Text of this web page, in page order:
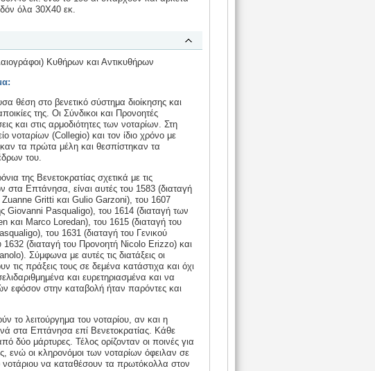
όλα 30Χ40 εκ.
Κυθήρων και Αντικυθήρων
θέση στο βενετικό σύστημα διοίκησης και
της. Οι Σύνδικοι και Προνοητές
και στις αρμοδιότητες των νοταρίων. Στη
νοταρίων (Collegio) και τον ίδιο χρόνο με
τα πρώτα μέλη και θεσπίστηκαν τα
του.
της Βενετοκρατίας σχετικά με τις
στα Επτάνησα, είναι αυτές του 1583 (διαταγή
Gritti και Gulio Garzoni), του 1607
Giovanni Pasqualigo), του 1614 (διαταγή των
Marco Loredan), του 1615 (διαταγή του
του 1631 (διαταγή του Γενικού
(διαταγή του Προνοητή Nicolo Erizzo) και
Σύμφωνα με αυτές τις διατάξεις οι
τις πράξεις τους σε δεμένα κατάστιχα και όχι
και ευρετηριασμένα και να
εφόσον στην καταβολή ήταν παρόντες και
το λειτούργημα του νοταρίου, αν και η
στα Επτάνησα επί Βενετοκρατίας. Κάθε
δύο μάρτυρες. Τέλος ορίζονταν οι ποινές για
ενώ οι κληρονόμοι των νοταρίων όφειλαν σε
να καταθέσουν τα πρωτόκολλα στον